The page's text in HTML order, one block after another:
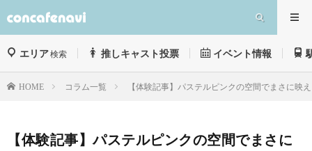
エリア検索 推しキャスト投票 イベント情報
HOME コラム一覧 【体験記事】パステルピンクの空間でまさに
【体験記事】パステルピンクの空間でまさに